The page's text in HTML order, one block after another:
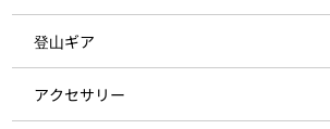
登山ギア
アクセサリー